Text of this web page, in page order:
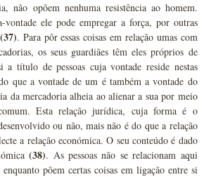
não opõem nenhuma resistência ao homem.
ele pode empregar a força, por outras
(37). Para pôr essas coisas em relação umas com
os seus guardiães têm eles próprios de
a título de pessoas cuja vontade reside nestas
que a vontade de um é também a vontade do
da mercadoria alheia ao alienar a sua por meio
Esta relação jurídica, cuja forma é o
ou não, mais não é do que a relação
a relação económica. O seu conteúdo é dado
(38). As pessoas não se relacionam aqui
põem certas coisas em ligação entre si